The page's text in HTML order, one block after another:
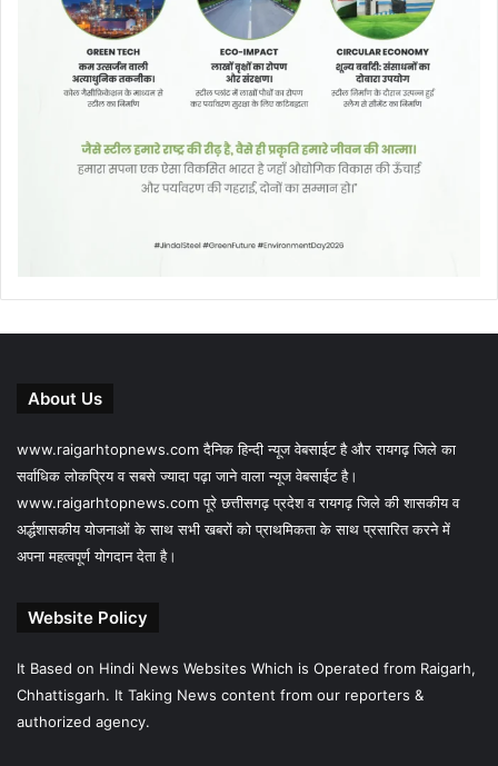
About Us
www.raigarhtopnews.com दैनिक हिन्दी न्यूज वेबसाईट है और रायगढ़ जिले का
सर्वाधिक लोकप्रिय व सबसे ज्यादा पढ़ा जाने वाला न्यूज वेबसाईट है।
www.raigarhtopnews.com पूरे छत्तीसगढ़ प्रदेश व रायगढ़ जिले की शासकीय व
अर्द्धशासकीय योजनाओं के साथ सभी खबरों को प्राथमिकता के साथ प्रसारित करने में
अपना महत्वपूर्ण योगदान देता है।
Website Policy
It Based on Hindi News Websites Which is Operated from Raigarh,
Chhattisgarh. It Taking News content from our reporters &
authorized agency.